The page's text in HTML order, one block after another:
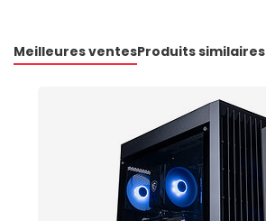
Meilleures ventesProduits similaires